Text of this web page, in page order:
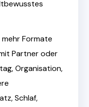
mehr Formate
Partner oder
Organisation,
Schlaf,